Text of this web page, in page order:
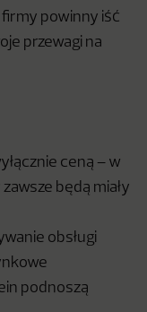
firmy powinny iść
przewagi na
ceną – w
będą miały
obsługi
podnoszą